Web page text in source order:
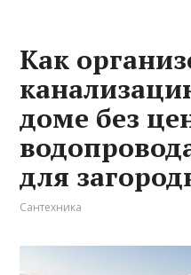
Как
доме без
для
Сантехника